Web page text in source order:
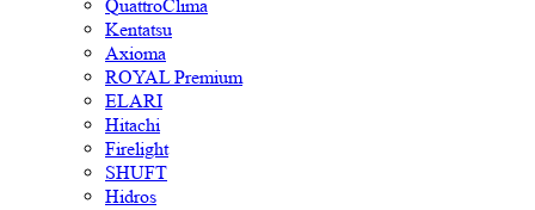
QuattroClima
Kentatsu
Axioma
ROYAL Premium
ELARI
Hitachi
Firelight
SHUFT
Hidros